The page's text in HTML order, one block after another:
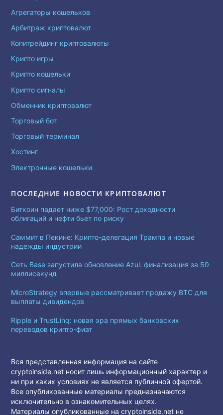
Агрегаторы кошельков
Арбитраж криптовалют
Копитрейдинг криптовалюты
Крипто игры
Крипто кошельки
Крипто сигналы
Обменник криптовалют
Торговый бот
Торговый терминал
Хостинг
Электронные кошельки
ПОСЛЕДНИЕ НОВОСТИ КРИПТОВАЛЮТ
Биткоин падает ниже $77,000: Рост доходности
облигаций и нефти бьет по риску
Саммит в Пекине: Крипто-делегация Трампа и новые
надежды индустрии
Сеть Base запустила обновление Azul: финализация за 50
миллисекунд
MicroStrategy впервые рассматривает продажу BTC для
выплаты дивидендов
Ripple и TrustLinq: новая эра прямых банковских
переводов крипто-фиат
Вся представленная информация на сайте
cryptoinside.net носит лишь информационный характер и
ни при каких условиях не является публичной офертой.
Все опубликованные материалы предназначаются
исключительно в ознакомительных целях.
Материалы опубликованные на cryptoinside.net не